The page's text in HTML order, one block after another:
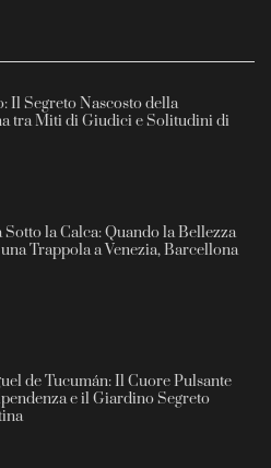
Il Segreto Nascosto della
tra Miti di Giudici e Solitudini di
Sotto la Calca: Quando la Bellezza
Trappola a Venezia, Barcellona
de Tucumán: Il Cuore Pulsante
e il Giardino Segreto